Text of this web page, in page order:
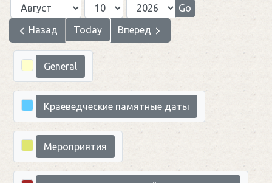
Month
Day
Year
Назад
Today Вперед
Categories
General
Краеведческие памятные даты
Мероприятия